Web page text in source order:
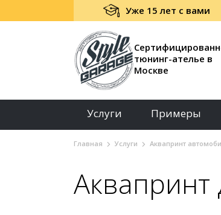
Уже 15 лет с вами
тюнинг-ателье в
Москве
Услуги Примеры
Главная Услуги Аквапринт
Аквапринт